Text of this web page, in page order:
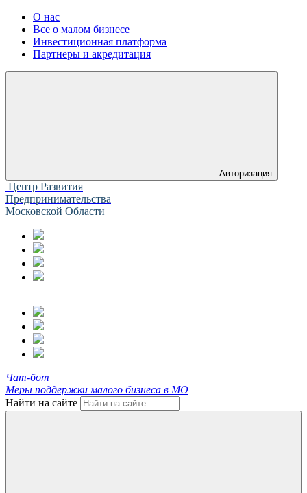
О нас
Все о малом бизнесе
Инвестиционная платформа
Партнеры и акредитация
Авторизация
Центр Развития
Предпринимательства
Московской Области
Чат-бот
Меры поддержки малого бизнеса в МО
Найти на сайте